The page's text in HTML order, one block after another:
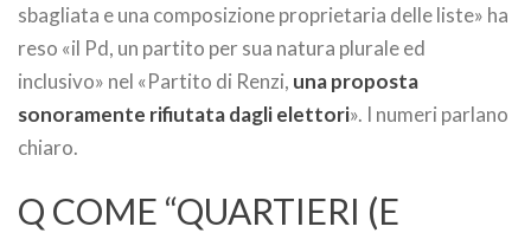
sbagliata e una composizione proprietaria delle liste» ha
reso «il Pd, un partito per sua natura plurale ed
inclusivo» nel «Partito di Renzi, una proposta
sonoramente rifiutata dagli elettori». I numeri parlano
chiaro.
Q COME “QUARTIERI (E